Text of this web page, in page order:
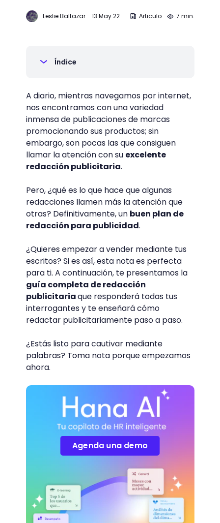
Leslie Baltazar- 13 May 22 Articulo 7 min.
Índice
A diario, mientras navegamos por internet,
nos encontramos con una variedad
inmensa de publicaciones de marcas
promocionando sus productos; sin
embargo, son pocas las que consiguen
llamar la atención con su excelente
redacción publicitaria.
Pero, ¿qué es lo que hace que algunas
redacciones llamen más la atención que
otras? Definitivamente, un buen plan de
redacción para publicidad.
¿Quieres empezar a vender mediante tus
escritos? Si es así, esta nota es perfecta
para ti. A continuación, te presentamos la
guía completa de redacción
publicitariaque responderá todas tus
interrogantes y te enseñará cómo
redactar publicitariamente paso a paso.
¿Estás listo para cautivar mediante
palabras? Toma nota porque empezamos
ahora.
Agenda una demo